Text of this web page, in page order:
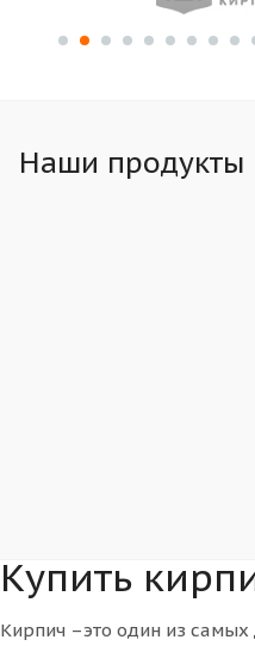
Наши продукты
Купить
Кирпич –это один из